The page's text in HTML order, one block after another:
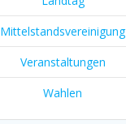
Mittelstandsvereinigung
Veranstaltungen
Wahlen